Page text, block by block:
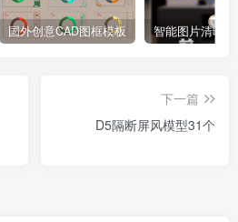
国外创意CAD图框模板
下一篇
D5隔断屏风模型31个